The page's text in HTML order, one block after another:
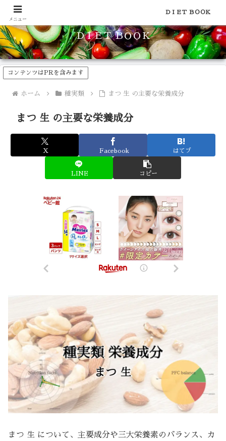
食品のカロリーや糖質などの栄養素がわかる！健康やダイエットに
ＤＩＥＴ ＢＯＯＫ
コンテンツはPRを含みます
ホーム 種実類 まつ 生 の主要な栄養成分
まつ 生 の主要な栄養成分
X Facebook はてブ
LINE コピー
まつ 生 について、主要成分や三大栄養素のバランス、カ
メニュー
ＤＩＥＴ ＢＯＯＫ